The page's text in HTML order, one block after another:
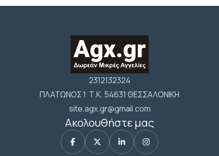
2312132324
ΠΛΑΤΩΝΟΣ 1 Τ.Κ. 54631 ΘΕΣΣΑΛΟΝΙΚΗ
site.agx.gr@gmail.com
Ακολουθήστε μας